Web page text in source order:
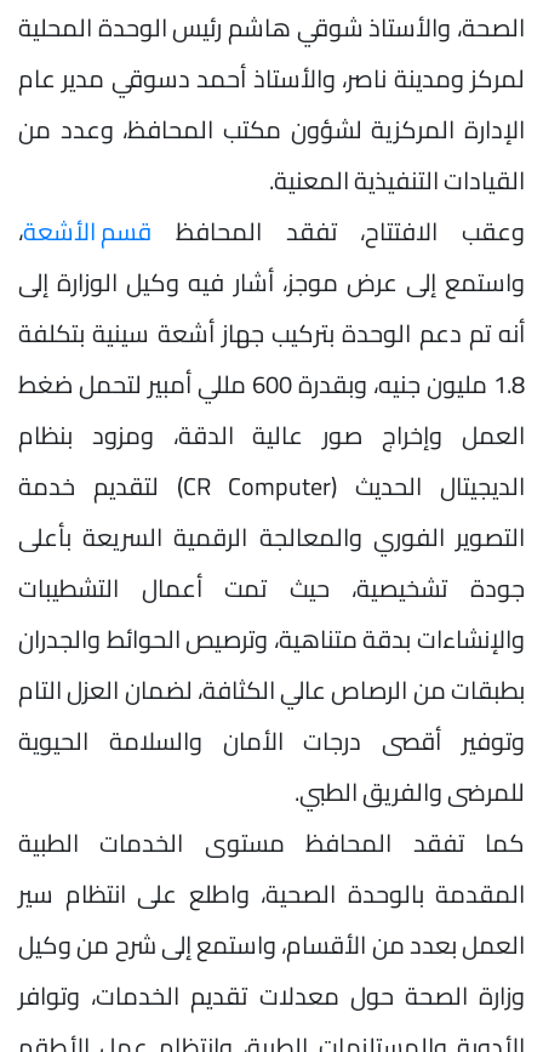
الصحة، والأستاذ شوقي هاشم رئيس الوحدة المحلية
لمركز ومدينة ناصر، والأستاذ أحمد دسوقي مدير عام
الإدارة المركزية لشؤون مكتب المحافظ، وعدد من
القيادات التنفيذية المعنية.
وعقب الافتتاح، تفقد المحافظ قسم الأشعة،
واستمع إلى عرض موجز، أشار فيه وكيل الوزارة إلى
أنه تم دعم الوحدة بتركيب جهاز أشعة سينية بتكلفة
1.8 مليون جنيه، وبقدرة 600 مللي أمبير لتحمل ضغط
العمل وإخراج صور عالية الدقة، ومزود بنظام
الديجيتال الحديث (CR Computer) لتقديم خدمة
التصوير الفوري والمعالجة الرقمية السريعة بأعلى
جودة تشخيصية، حيث تمت أعمال التشطيبات
والإنشاءات بدقة متناهية، وترصيص الحوائط والجدران
بطبقات من الرصاص عالي الكثافة، لضمان العزل التام
وتوفير أقصى درجات الأمان والسلامة الحيوية
للمرضى والفريق الطبي.
كما تفقد المحافظ مستوى الخدمات الطبية
المقدمة بالوحدة الصحية، واطلع على انتظام سير
العمل بعدد من الأقسام، واستمع إلى شرح من وكيل
وزارة الصحة حول معدلات تقديم الخدمات، وتوافر